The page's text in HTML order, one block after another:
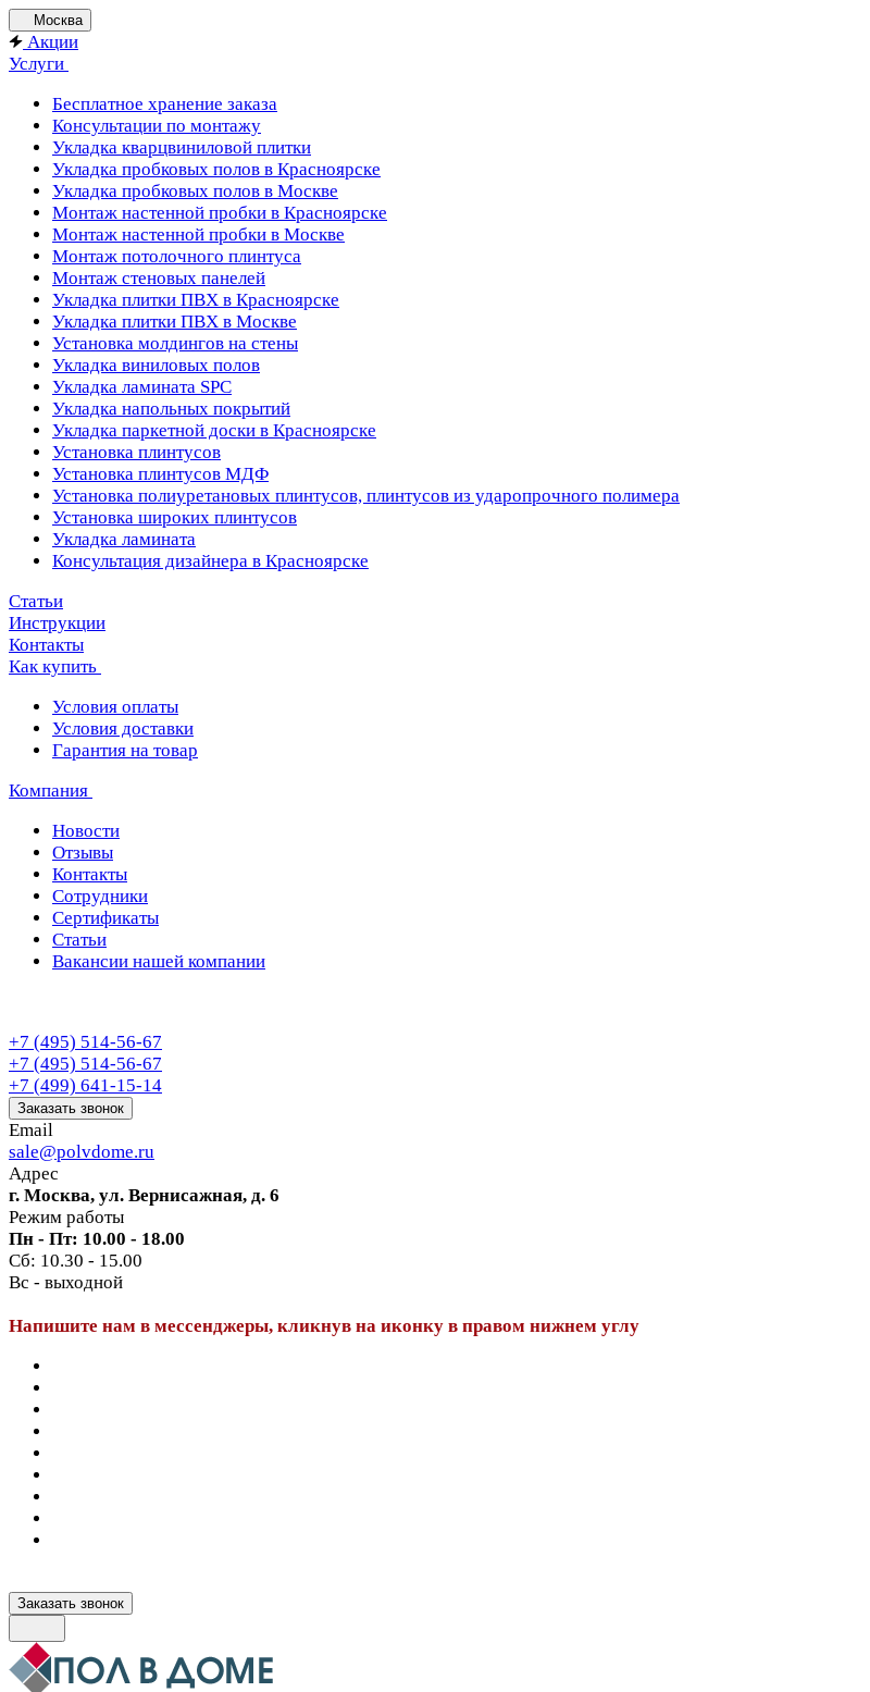
Москва
Акции
Услуги
Бесплатное хранение заказа
Консультации по монтажу
Укладка кварцвиниловой плитки
Укладка пробковых полов в Красноярске
Укладка пробковых полов в Москве
Монтаж настенной пробки в Красноярске
Монтаж настенной пробки в Москве
Монтаж потолочного плинтуса
Монтаж стеновых панелей
Укладка плитки ПВХ в Красноярске
Укладка плитки ПВХ в Москве
Установка молдингов на стены
Укладка виниловых полов
Укладка ламината SPC
Укладка напольных покрытий
Укладка паркетной доски в Красноярске
Установка плинтусов
Установка плинтусов МДФ
Установка полиуретановых плинтусов, плинтусов из ударопрочного полимера
Установка широких плинтусов
Укладка ламината
Консультация дизайнера в Красноярске
Статьи
Инструкции
Контакты
Как купить
Условия оплаты
Условия доставки
Гарантия на товар
Компания
Новости
Отзывы
Контакты
Сотрудники
Сертификаты
Статьи
Вакансии нашей компании
+7 (495) 514-56-67
+7 (495) 514-56-67
+7 (499) 641-15-14
Заказать звонок
Email
sale@polvdome.ru
Адрес
г. Москва, ул. Вернисажная, д. 6
Режим работы
Пн - Пт: 10.00 - 18.00
Сб: 10.30 - 15.00
Вс - выходной
Напишите нам в мессенджеры, кликнув на иконку в правом нижнем углу
Заказать звонок